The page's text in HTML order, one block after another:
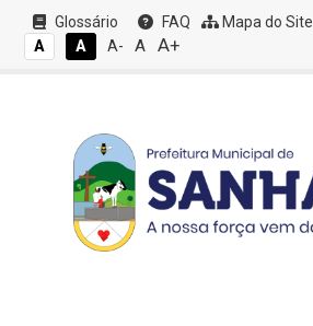
Glossário FAQ Mapa do Site
A
A A- A A+